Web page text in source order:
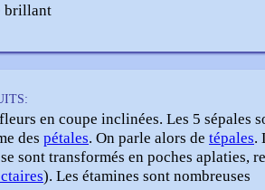
brillant
en coupe inclinées. Les 5 sépales
des pétales. On parle alors de tépales.
sont transformés en poches aplaties,
). Les étamines sont nombreuses